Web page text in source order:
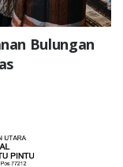
Bulungan